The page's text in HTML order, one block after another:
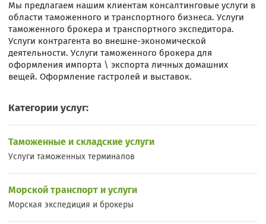
Мы предлагаем нашим клиентам консалтинговые услуги в
области таможенного и транспортного бизнеса. Услуги
таможенного брокера и транспортного экспедитора.
Услуги контрагента во внешне-экономической
деятельности. Услуги таможенного брокера для
оформления импорта \ экспорта личных домашних
вещей. Оформление гастролей и выставок.
Категории услуг:
Таможенные и складские услуги
Услуги таможенных терминалов
Морской транспорт и услуги
Морская экспедиция и брокеры